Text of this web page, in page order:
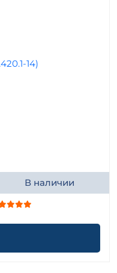
В наличии